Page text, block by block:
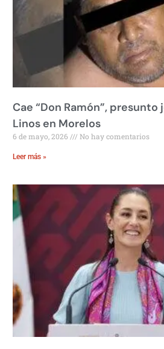
Cae “Don Ramón”, presunto
Linos en Morelos
6 de mayo, 2026 No hay comentarios
Leer más »